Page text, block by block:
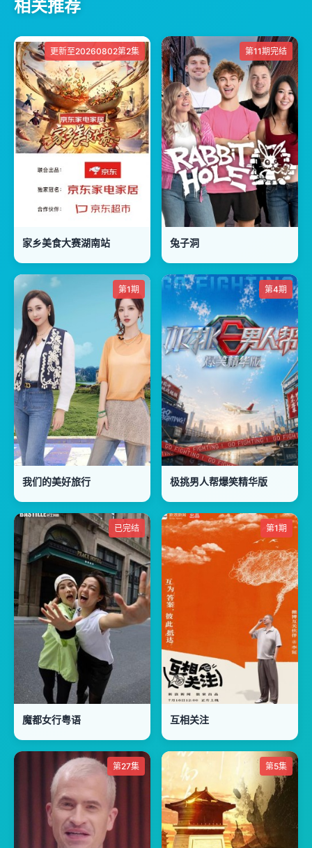
相关推荐
更新至20260802第2集
家乡美食大赛湖南站
第11期完结
兔子洞
第1期
我们的美好旅行
第4期
极挑男人帮爆笑精华版
已完结
魔都女行粤语
第1期
互相关注
第27集 第5集